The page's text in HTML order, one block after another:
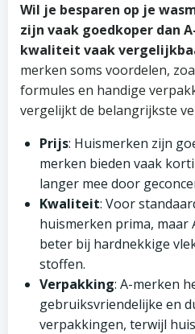
Wil je besparen op je
zijn vaak goedkoper dan
kwaliteit vaak
merken soms voordelen,
formules en handige
vergelijkt de belangrijkste
Prijs: Huismerken zijn
merken bieden vaak
langer mee door
Kwaliteit: Voor
huismerken prima, maar
beter bij hardnekkige
stoffen.
Verpakking: A-merken
gebruiksvriendelijke en
verpakkingen, terwijl